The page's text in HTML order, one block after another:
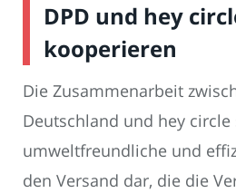
DPD und hey
kooperieren
Die Zusammenarbeit
Deutschland und hey
umweltfreundliche und
den Versand dar, die die